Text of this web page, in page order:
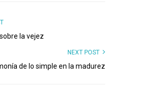
la vejez
NEXT POST
de lo simple en la madurez